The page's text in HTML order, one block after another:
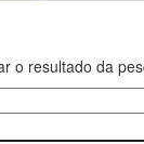
o resultado da